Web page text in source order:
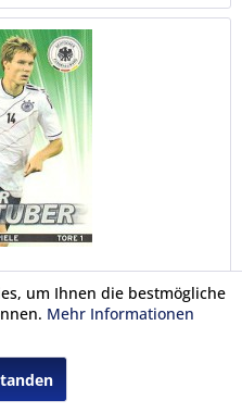
- Nr. 5
Frisch aus der Tüte - DFB
Sie alle 38
um Ihnen die bestmögliche
Mehr Informationen